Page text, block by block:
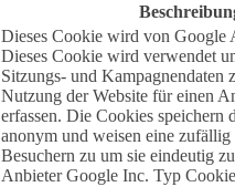
Dieses Cookie wird von Google
Dieses Cookie wird verwendet
Sitzungs- und Kampagnendaten
Nutzung der Website für einen
erfassen. Die Cookies speichern
anonym und weisen eine
Besuchern zu um sie eindeutig
Anbieter Google Inc. Typ Cookie